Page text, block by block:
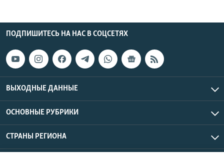
ПОДПИШИТЕСЬ НА НАС В СОЦСЕТЯХ
ВЫХОДНЫЕ ДАННЫЕ
ОСНОВНЫЕ РУБРИКИ
СТРАНЫ РЕГИОНА